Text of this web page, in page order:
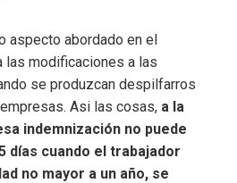
aspecto abordado en el
las modificaciones a las
se produzcan despilfarros
Asi las cosas, a la
indemnización no puede
días cuando el trabajador
no mayor a un año, se